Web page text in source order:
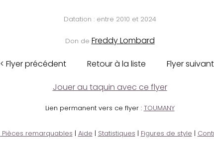
Datation : entre 2010 et 2024
Don de Freddy Lombard
< Flyer précédent Retour à la liste Flyer
Jouer au taquin avec ce flyer
Lien permanent vers ce flyer : TOUMANY
Pièces remarquables | Aide | Statistiques | Figures de style |